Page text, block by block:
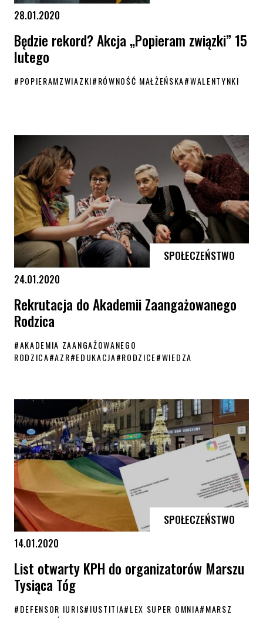
28.01.2020
Będzie rekord? Akcja „Popieram związki” 15
lutego
#POPIERAMZWIAZKI#RÓWNOŚĆ MAŁŻEŃSKA#WALENTYNKI
SPOŁECZEŃSTWO
24.01.2020
Rekrutacja do Akademii Zaangażowanego
Rodzica
#AKADEMIA ZAANGAŻOWANEGO
RODZICA#AZR#EDUKACJA#RODZICE#WIEDZA
SPOŁECZEŃSTWO
14.01.2020
List otwarty KPH do organizatorów Marszu
Tysiąca Tóg
#DEFENSOR IURIS#IUSTITIA#LEX SUPER OMNIA#MARSZ